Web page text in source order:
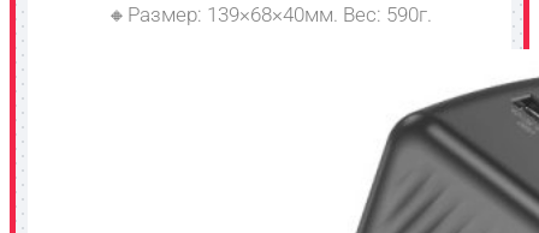
🔸Размер: 139×68×40мм. Вес: 590г.